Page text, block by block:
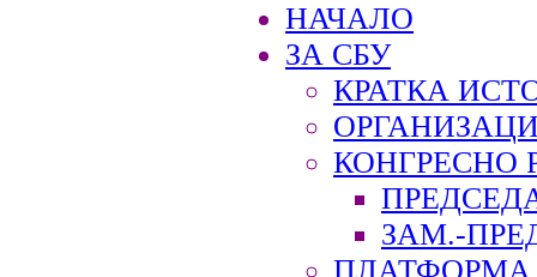
НАЧАЛО
ЗА СБУ
КРАТКА
КОНГРЕСНО
ЗАМ.-